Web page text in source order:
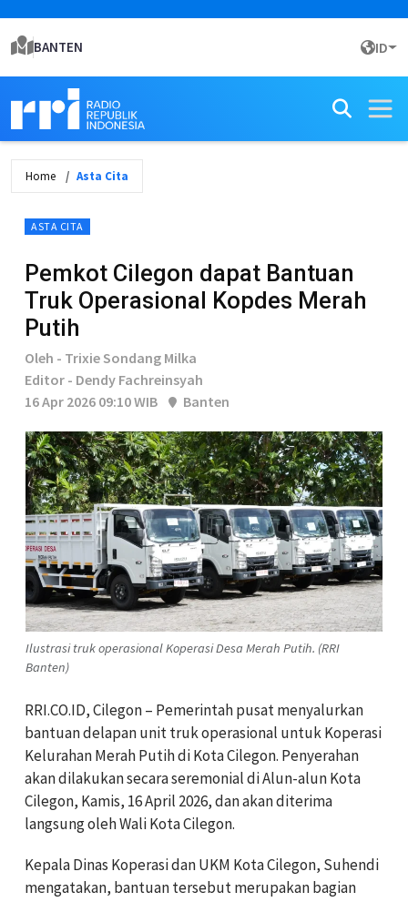
BANTEN ID
Home Asta Cita
ASTA CITA
Pemkot Cilegon dapat Bantuan
Truk Operasional Kopdes Merah
Putih
Oleh - Trixie Sondang Milka
Editor - Dendy Fachreinsyah
16 Apr 2026 09:10 WIB
Banten
Ilustrasi truk operasional Koperasi Desa Merah Putih. (RRI
Banten)
RRI.CO.ID, Cilegon – Pemerintah pusat menyalurkan
bantuan delapan unit truk operasional untuk Koperasi
Kelurahan Merah Putih di Kota Cilegon. Penyerahan
akan dilakukan secara seremonial di Alun-alun Kota
Cilegon, Kamis, 16 April 2026, dan akan diterima
langsung oleh Wali Kota Cilegon.
Kepala Dinas Koperasi dan UKM Kota Cilegon, Suhendi
mengatakan, bantuan tersebut merupakan bagian